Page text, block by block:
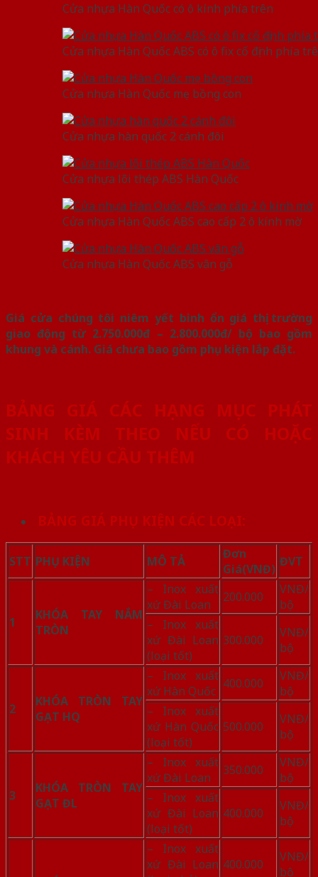
Cửa nhựa Hàn Quốc có ô kính phía trên
Cửa nhựa Hàn Quốc ABS có ô fix cố định phía
Cửa nhựa Hàn Quốc mẹ bồng con
Cửa nhựa hàn quốc 2 cánh đôi
Cửa nhựa lõi thép ABS Hàn Quốc
Cửa nhựa Hàn Quốc ABS cao cấp 2 ô kính mờ
Cửa nhựa Hàn Quốc ABS vân gỗ
Giá cửa chúng tôi niêm yết bình ổn giá thị trường
giao động từ 2.750.000đ – 2.800.000đ/ bộ bao gồm
khung và cánh. Giá chưa bao gồm phụ kiện lắp đặt.
BẢNG GIÁ CÁC HẠNG MỤC PHÁT
SINH KÈM THEO NẾU CÓ HOẶC
KHÁCH YÊU CẦU THÊM
BẢNG GIÁ PHỤ KIỆN CÁC LOẠI:
STT PHỤ KIỆN MÔ TẢ
Đơn
Giá(VNĐ) ĐVT
1
KHÓA TAY NẮM
TRÒN
– Inox xuất
xứ Đài Loan
200.000
VNĐ/
bộ
– Inox xuất
xứ Đài Loan
(loại tốt)
300.000
VNĐ/
bộ
2
KHÓA TRÒN TAY
GẠT HQ
– Inox xuất
xứ Hàn Quốc 400.000
VNĐ/
bộ
– Inox xuất
xứ Hàn Quốc
(loại tốt)
500.000
VNĐ/
bộ
3
KHÓA TRÒN TAY
GẠT ĐL
– Inox xuất
xứ Đài Loan
350.000
VNĐ/
bộ
– Inox xuất
xứ Đài Loan
(loại tốt)
400.000
VNĐ/
bộ
– Inox xuất
xứ Đài Loan 400.000
VNĐ/
bộ